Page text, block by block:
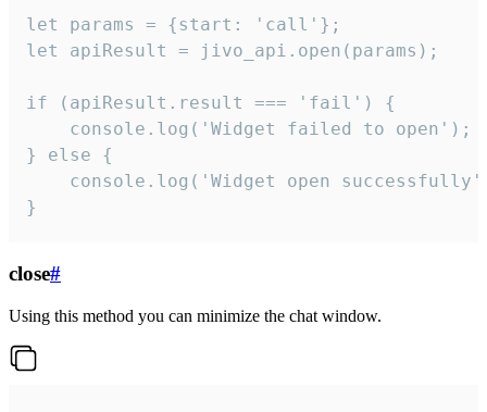
let params = {start: 'call'};
let apiResult = jivo_api.open(params);
if (apiResult.result === 'fail') {
    console.log('Widget failed to open');
} else {
console.log('Widget open
}
close#
Using this method you can minimize the chat window.